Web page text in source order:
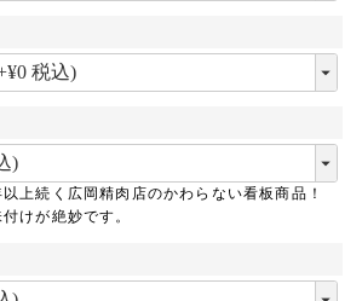
上続く広岡精肉店のかわらない看板商品！
けが絶妙です。